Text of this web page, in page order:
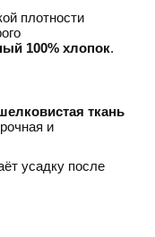
плотности
100% хлопок.
ткань
и
усадку после